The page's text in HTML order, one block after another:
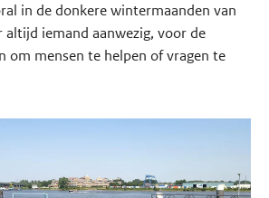
in de donkere wintermaanden van
altijd iemand aanwezig, voor de
om mensen te helpen of vragen te